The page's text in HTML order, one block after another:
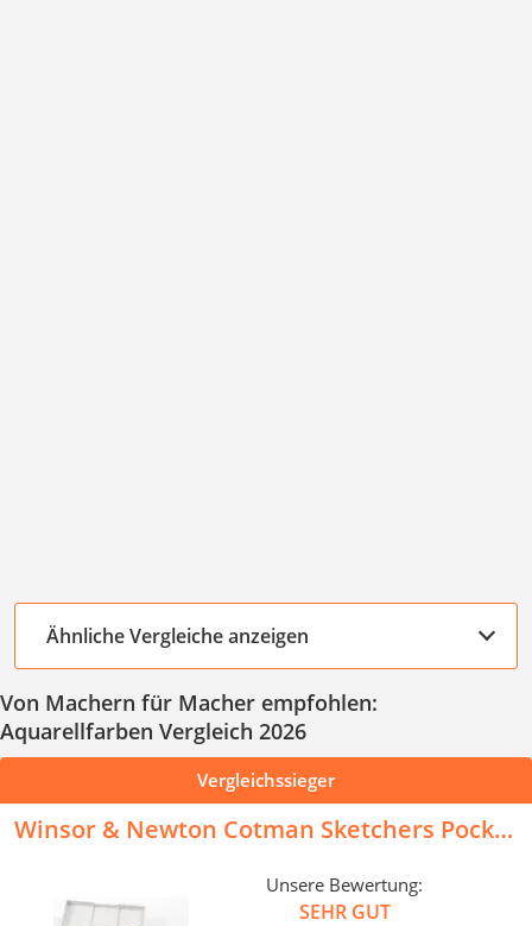
Ähnliche Vergleiche anzeigen
Von Machern für Macher empfohlen:
Aquarellfarben Vergleich 2026
Vergleichssieger
Winsor & Newton Cotman Sketchers Pocket
Unsere Bewertung:
SEHR GUT